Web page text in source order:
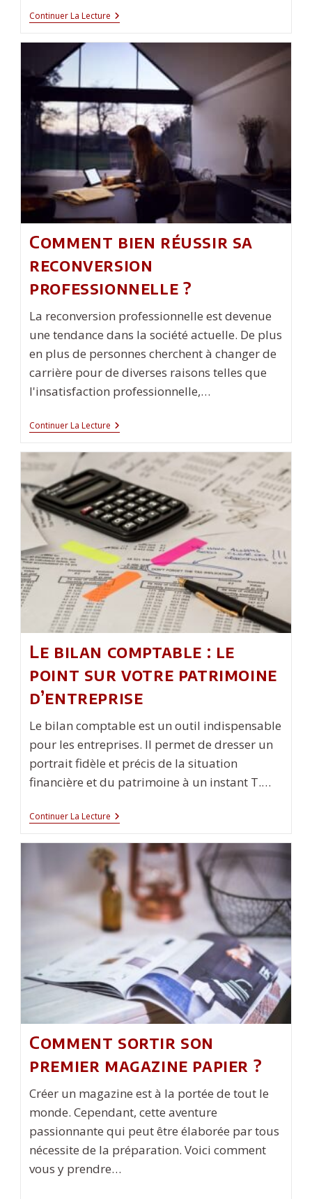
Continuer La Lecture Le
Top
Certifications
Cybersécurité
Plébiscitées
Par
Les
Employeurs
Comment bien réussir sa
reconversion
professionnelle ?
La reconversion professionnelle est devenue
une tendance dans la société actuelle. De plus
en plus de personnes cherchent à changer de
carrière pour de diverses raisons telles que
l'insatisfaction professionnelle,…
Continuer La Lecture Comment
Bien
Sa
Reconversion
Professionnelle
?
Le bilan comptable : le
point sur votre patrimoine
d’entreprise
Le bilan comptable est un outil indispensable
pour les entreprises. Il permet de dresser un
portrait fidèle et précis de la situation
financière et du patrimoine à un instant T.…
Continuer La Lecture Le
Bilan
:
Le
Point
Sur
Votre
Patrimoine
D’entreprise
Comment sortir son
premier magazine papier ?
Créer un magazine est à la portée de tout le
monde. Cependant, cette aventure
passionnante qui peut être élaborée par tous
nécessite de la préparation. Voici comment
vous y prendre…